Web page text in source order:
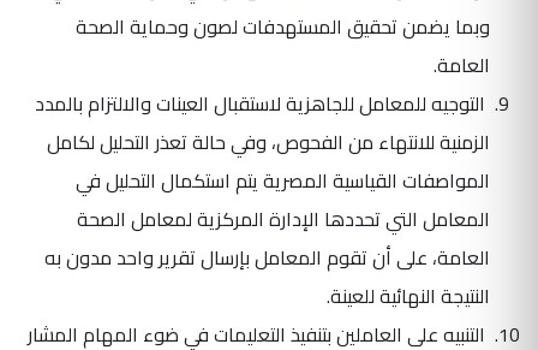
وبما يضمن تحقيق المستهدفات لصون وحماية الصحة
العامة.
التوجيه للمعامل للجاهزية لاستقبال العينات والالتزام بالمدد
الزمنية للانتهاء من الفحوص، وفي حالة تعذر التحليل لكامل
المواصفات القياسية المصرية يتم استكمال التحليل في
المعامل التي تحددها الإدارة المركزية لمعامل الصحة
العامة، على أن تقوم المعامل بإرسال تقرير واحد مدون به
النتيجة النهائية للعينة.
التنبيه على العاملين بتنفيذ التعليمات في ضوء المهام المشار